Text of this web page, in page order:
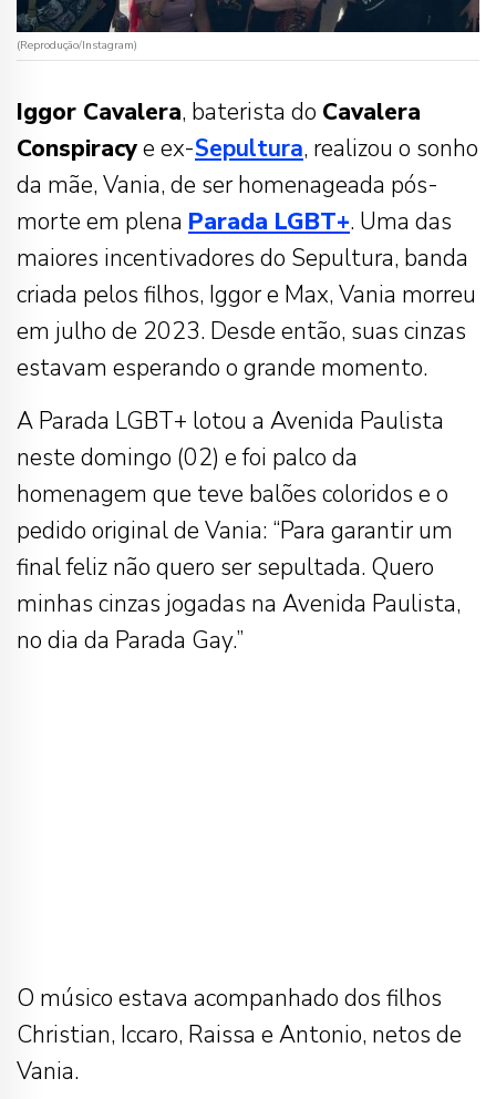
(Reprodução/Instagram)
Iggor Cavalera, baterista do Cavalera
Conspiracye ex-Sepultura, realizou o sonho
da mãe, Vania, de ser homenageada pós-
morte em plena Parada LGBT+. Uma das
maiores incentivadores do Sepultura, banda
criada pelos filhos, Iggor e Max, Vania morreu
em julho de 2023. Desde então, suas cinzas
estavam esperando o grande momento.
A Parada LGBT+ lotou a Avenida Paulista
neste domingo (02) e foi palco da
homenagem que teve balões coloridos e o
pedido original de Vania: “Para garantir um
final feliz não quero ser sepultada. Quero
minhas cinzas jogadas na Avenida Paulista,
no dia da Parada Gay.”
O músico estava acompanhado dos filhos
Christian, Iccaro, Raissa e Antonio, netos de
Vania.